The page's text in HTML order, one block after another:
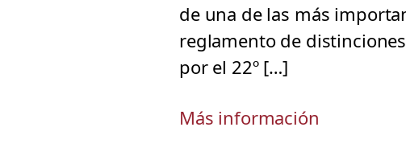
de una de las más
reglamento de
por el 22º […]
Más información